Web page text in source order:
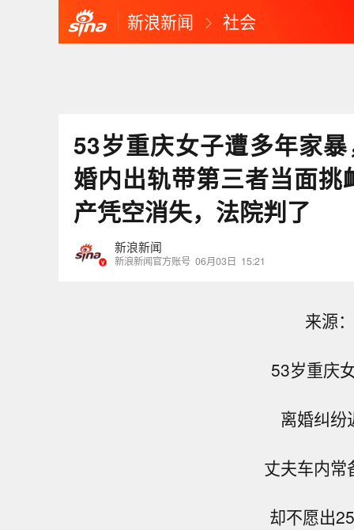
新浪新闻 社会
53岁重庆女子遭多年家
婚内出轨带第三者当面
产凭空消失，法院判了
新浪新闻
新浪新闻官方账号 06月03日 15:21
来源
53岁重庆
离婚纠纷
丈夫车内常
却不愿出